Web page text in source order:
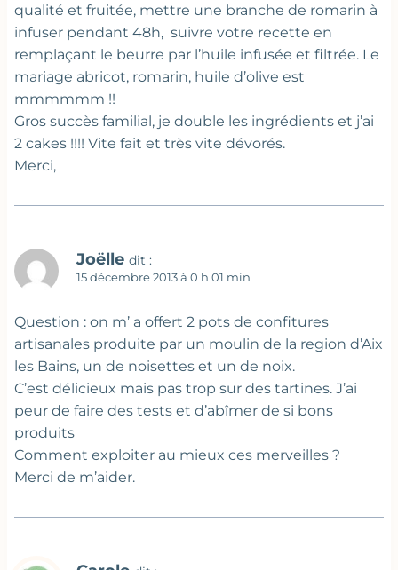
qualité et fruitée, mettre une branche de romarin à
infuser pendant 48h, suivre votre recette en
remplaçant le beurre par l’huile infusée et filtrée. Le
mariage abricot, romarin, huile d’olive est
mmmmmm !!
Gros succès familial, je double les ingrédients et j’ai
2 cakes !!!! Vite fait et très vite dévorés.
Merci,
Joëlle dit :
15 décembre 2013 à 0 h 01 min
Question : on m’ a offert 2 pots de confitures
artisanales produite par un moulin de la region d’Aix
les Bains, un de noisettes et un de noix.
C’est délicieux mais pas trop sur des tartines. J’ai
peur de faire des tests et d’abîmer de si bons
produits
Comment exploiter au mieux ces merveilles ?
Merci de m’aider.